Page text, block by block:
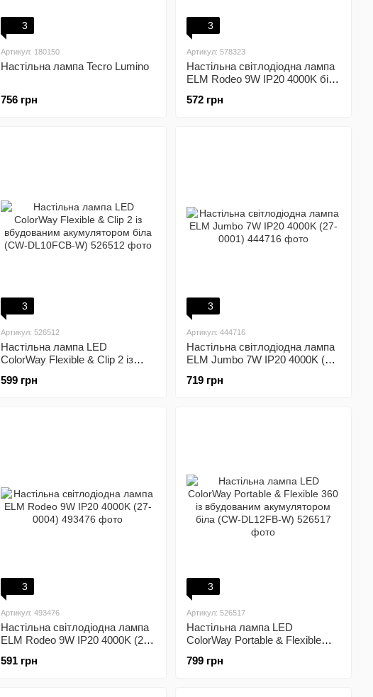
3
Артикул: 180150
Настільна лампа Tecro Lumino
756 грн
3
Артикул: 578323
Настільна світлодіодна лампа
ELM Rodeo 9W IP20 4000K біла
572 грн
3
Артикул: 526512
Настільна лампа LED
ColorWay Flexible & Clip 2 із
біла (CW-DL10FCB-W)
599 грн
3
Артикул: 444716
Настільна світлодіодна лампа
ELM Jumbo 7W IP20 4000K (27-
719 грн
3
Артикул: 493476
Настільна світлодіодна лампа
ELM Rodeo 9W IP20 4000K (27-
591 грн
3
Артикул: 526517
Настільна лампа LED
ColorWay Portable & Flexible
акумулятором біла (CW-
799 грн